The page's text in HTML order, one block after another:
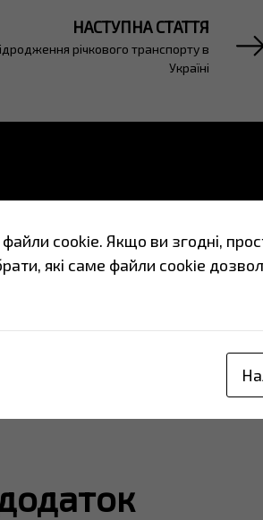
НАСТУПНА СТАТТЯ
річкового транспорту в
Україні
cookie. Якщо ви згодні,
які саме файли cookie